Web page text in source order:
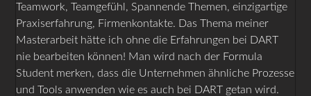
Teamwork, Teamgefühl, Spannende Themen, einzigartige
Praxiserfahrung, Firmenkontakte. Das Thema meiner
Masterarbeit hätte ich ohne die Erfahrungen bei DART
nie bearbeiten können! Man wird nach der Formula
Student merken, dass die Unternehmen ähnliche Prozesse
und Tools anwenden wie es auch bei DART getan wird.